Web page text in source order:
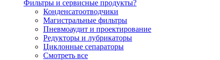
Фильтры и сервисные продукты?
Конденсатоотводчики
Магистральные фильтры
Пневмоаудит и проектирование
Редукторы и лубрикаторы
Циклонные сепараторы
Смотреть все